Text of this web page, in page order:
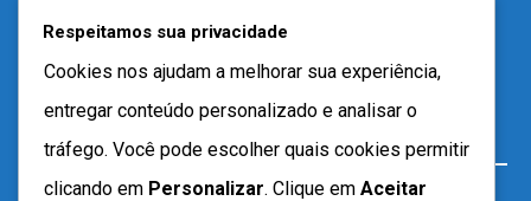
Respeitamos sua privacidade
Cookies nos ajudam a melhorar sua experiência,
entregar conteúdo personalizado e analisar o
tráfego. Você pode escolher quais cookies permitir
clicando em Personalizar. Clique em Aceitar